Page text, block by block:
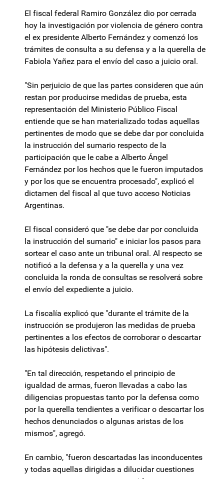
El fiscal federal Ramiro González dio por cerrada
hoy la investigación por violencia de género contra
el ex presidente Alberto Fernández y comenzó los
trámites de consulta a su defensa y a la querella de
Fabiola Yañez para el envío del caso a juicio oral.
"Sin perjuicio de que las partes consideren que aún
restan por producirse medidas de prueba, esta
representación del Ministerio Público Fiscal
entiende que se han materializado todas aquellas
pertinentes de modo que se debe dar por concluida
la instrucción del sumario respecto de la
participación que le cabe a Alberto Ángel
Fernández por los hechos que le fueron imputados
y por los que se encuentra procesado", explicó el
dictamen del fiscal al que tuvo acceso Noticias
Argentinas.
El fiscal consideró que "se debe dar por concluida
la instrucción del sumario" e iniciar los pasos para
sortear el caso ante un tribunal oral. Al respecto se
notificó a la defensa y a la querella y una vez
concluida la ronda de consultas se resolverá sobre
el envío del expediente a juicio.
La fiscalía explicó que "durante el trámite de la
instrucción se produjeron las medidas de prueba
pertinentes a los efectos de corroborar o descartar
las hipótesis delictivas".
"En tal dirección, respetando el principio de
igualdad de armas, fueron llevadas a cabo las
diligencias propuestas tanto por la defensa como
por la querella tendientes a verificar o descartar los
hechos denunciados o algunas aristas de los
mismos", agregó.
En cambio, "fueron descartadas las inconducentes
y todas aquellas dirigidas a dilucidar cuestiones